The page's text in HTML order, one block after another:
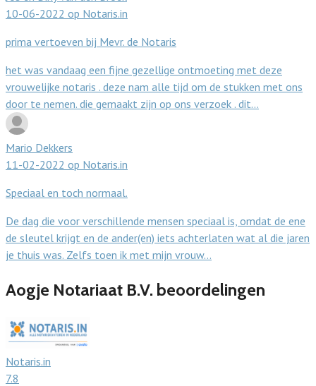
10-06-2022 op Notaris.in
prima vertoeven bij Mevr. de Notaris
het was vandaag een fijne gezellige ontmoeting met deze
vrouwelijke notaris . deze nam alle tijd om de stukken met ons
door te nemen. die gemaakt zijn op ons verzoek . dit…
Mario Dekkers
11-02-2022 op Notaris.in
Speciaal en toch normaal.
De dag die voor verschillende mensen speciaal is, omdat de ene
de sleutel krijgt en de ander(en) iets achterlaten wat al die jaren
je thuis was. Zelfs toen ik met mijn vrouw…
Aogje Notariaat B.V. beoordelingen
Notaris.in
7.8